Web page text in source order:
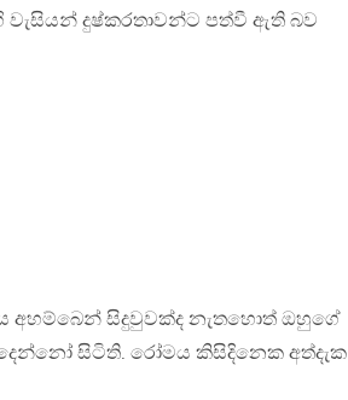
වැසියන් දුෂ්කරතාවන්ට පත්වී ඇති බව
අහම්බෙන් සිදුවුවක්ද නැතහොත් ඔහුගේ
සිටිති. රෝමය කිසිදිනෙක අත්දැක